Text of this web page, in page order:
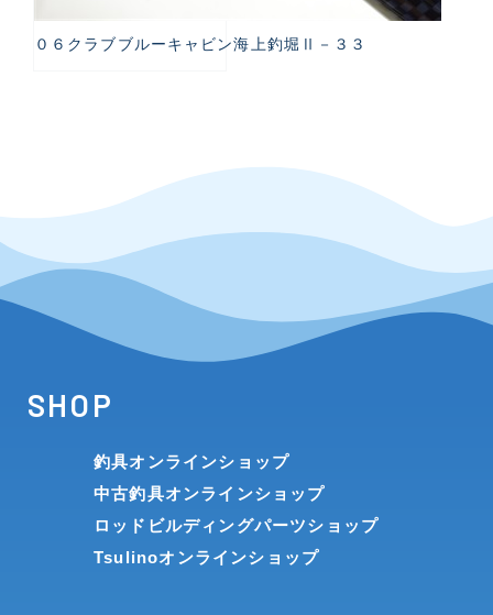
０６クラブブルーキャビン海上釣堀Ⅱ－３３
SHOP
釣具オンラインショップ
中古釣具オンラインショップ
ロッドビルディングパーツショップ
Tsulinoオンラインショップ